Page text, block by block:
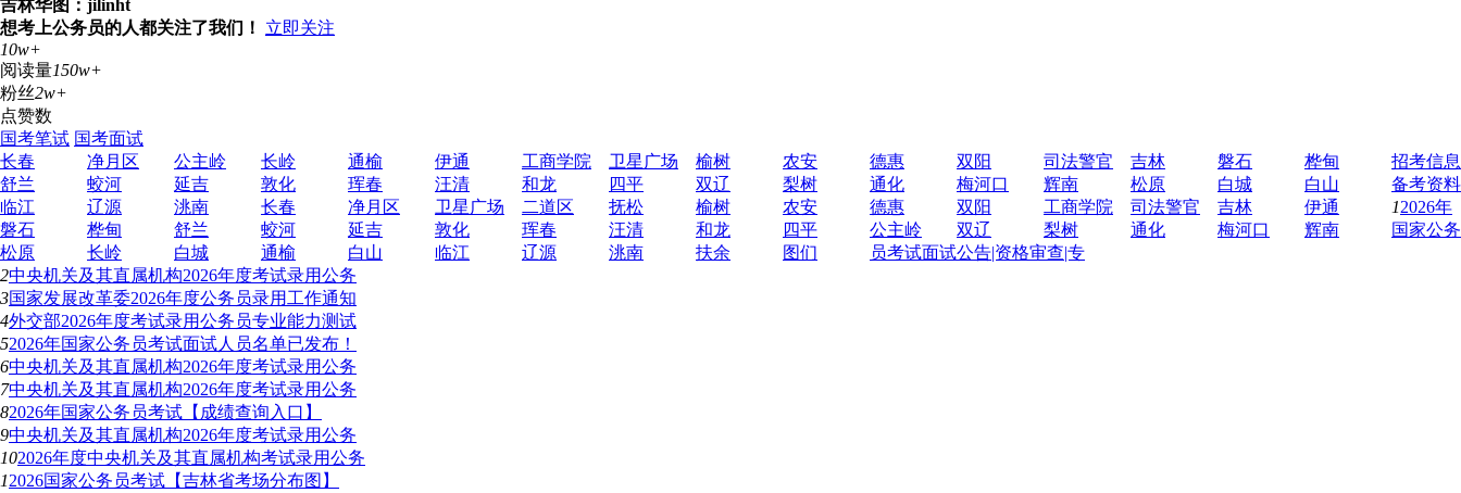
吉林华图：jilinht
想考上公务员的人都关注了我们！
立即关注
10w+
阅读量150w+
粉丝2w+
点赞数
国考笔试 国考面试
长春
净月区 公主岭 长岭 通榆 伊通 工商学院 卫星广场 榆树 农安 德惠 双阳 司法警官 吉林 磐石
桦甸
舒兰
蛟河 延吉 敦化 珲春 汪清 和龙 四平 双辽 梨树 通化 梅河口 辉南 松原 白城
白山
临江
辽源 洮南 长春 净月区 卫星广场 二道区 抚松 榆树 农安 德惠 双阳 工商学院 司法警官 吉林
伊通
磐石
桦甸 舒兰 蛟河 延吉 敦化 珲春 汪清 和龙 四平 公主岭 双辽 梨树 通化 梅河口
辉南
松原
长岭 白城 通榆 白山 临江 辽源 洮南 扶余 图们
招考信息
备考资料
12026年
国家公务
员考试面试公告|资格审查|专
2中央机关及其直属机构2026年度考试录用公务
3国家发展改革委2026年度公务员录用工作通知
4外交部2026年度考试录用公务员专业能力测试
52026年国家公务员考试面试人员名单已发布！
6中央机关及其直属机构2026年度考试录用公务
7中央机关及其直属机构2026年度考试录用公务
82026年国家公务员考试【成绩查询入口】
9中央机关及其直属机构2026年度考试录用公务
102026年度中央机关及其直属机构考试录用公务
12026国家公务员考试【吉林省考场分布图】